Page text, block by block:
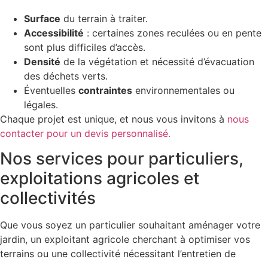
Surface du terrain à traiter.
Accessibilité : certaines zones reculées ou en pente
sont plus difficiles d’accès.
Densité de la végétation et nécessité d’évacuation
des déchets verts.
Éventuelles contraintes environnementales ou
légales.
Chaque projet est unique, et nous vous invitons à nous
contacter pour un devis personnalisé.
Nos services pour particuliers,
exploitations agricoles et
collectivités
Que vous soyez un particulier souhaitant aménager votre
jardin, un exploitant agricole cherchant à optimiser vos
terrains ou une collectivité nécessitant l’entretien de